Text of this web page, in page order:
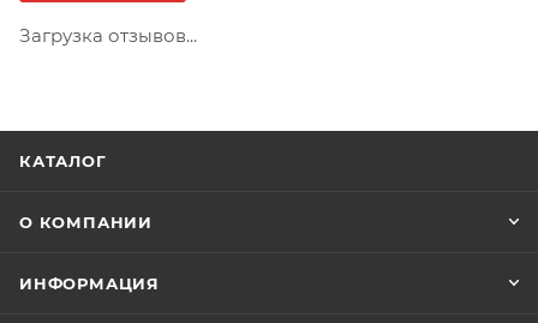
Загрузка отзывов...
КАТАЛОГ
О КОМПАНИИ
ИНФОРМАЦИЯ